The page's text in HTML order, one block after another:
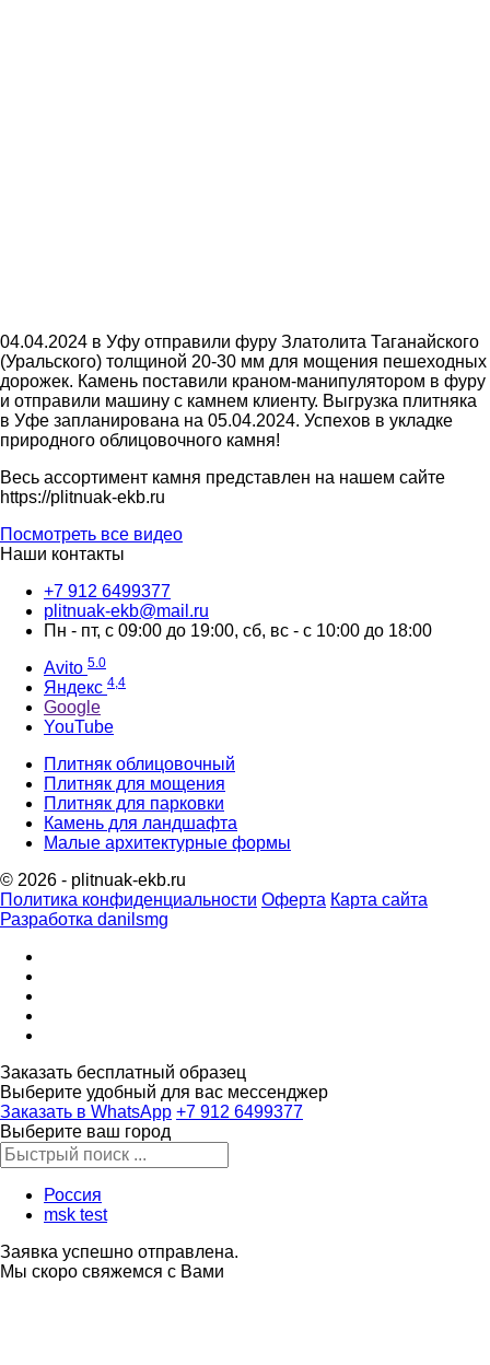
04.04.2024 в Уфу отправили фуру Златолита Таганайского
(Уральского) толщиной 20-30 мм для мощения пешеходных
дорожек. Камень поставили краном-манипулятором в фуру
и отправили машину с камнем клиенту. Выгрузка плитняка
в Уфе запланирована на 05.04.2024. Успехов в укладке
природного облицовочного камня!
Весь ассортимент камня представлен на нашем сайте
https://plitnuak-ekb.ru
Посмотреть все видео
Наши контакты
‪+7 912 6499377‬
plitnuak-ekb@mail.ru
Пн - пт, с 09:00 до 19:00, сб, вс - с 10:00 до 18:00
Avito 5.0
Яндекс 4,4
Google
YouTube
Плитняк облицовочный
Плитняк для мощения
Плитняк для парковки
Камень для ландшафта
Малые архитектурные формы
© 2026 - plitnuak-ekb.ru
Политика конфиденциальности Оферта Карта сайта
Разработка danilsmg
Заказать бесплатный образец
Выберите удобный для вас мессенджер
Заказать в WhatsApp ‪+7 912 6499377‬
Выберите ваш город
Россия
msk test
Заявка успешно отправлена.
Мы скоро свяжемся с Вами